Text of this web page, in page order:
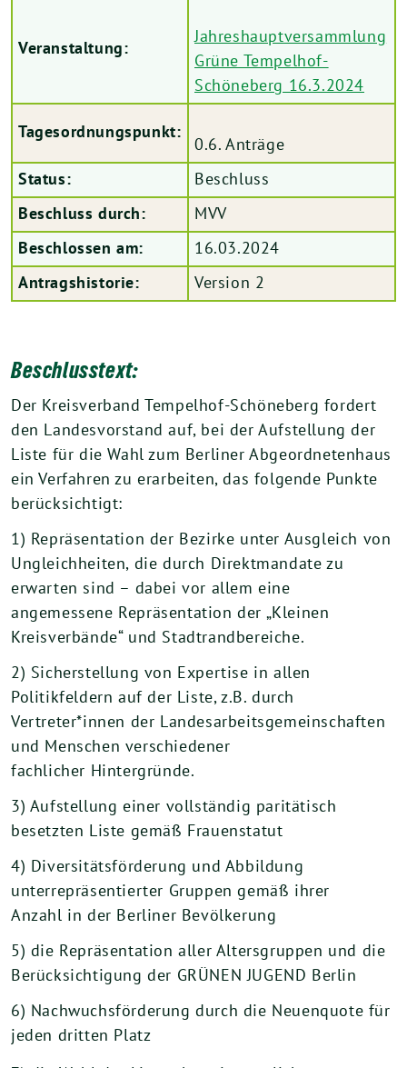
Veranstaltung:
Jahreshauptversammlung
Grüne Tempelhof-
Schöneberg 16.3.2024
Tagesordnungspunkt:
0.6. Anträge
Status:
Beschluss
Beschluss durch:
MVV
Beschlossen am:
16.03.2024
Antragshistorie:
Version 2
Beschlusstext:
Der Kreisverband Tempelhof-Schöneberg fordert
den Landesvorstand auf, bei der Aufstellung der
Liste für die Wahl zum Berliner Abgeordnetenhaus
ein Verfahren zu erarbeiten, das folgende Punkte
berücksichtigt:
1) Repräsentation der Bezirke unter Ausgleich von
Ungleichheiten, die durch Direktmandate zu
erwarten sind – dabei vor allem eine
angemessene Repräsentation der „Kleinen
Kreisverbände“ und Stadtrandbereiche.
2) Sicherstellung von Expertise in allen
Politikfeldern auf der Liste, z.B. durch
Vertreter*innen der Landesarbeitsgemeinschaften
und Menschen verschiedener
fachlicher Hintergründe.
3) Aufstellung einer vollständig paritätisch
besetzten Liste gemäß Frauenstatut
4) Diversitätsförderung und Abbildung
unterrepräsentierter Gruppen gemäß ihrer
Anzahl in der Berliner Bevölkerung
5) die Repräsentation aller Altersgruppen und die
Berücksichtigung der GRÜNEN JUGEND Berlin
6) Nachwuchsförderung durch die Neuenquote für
jeden dritten Platz